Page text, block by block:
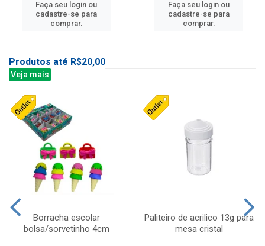
Faça seu login ou
cadastre-se para
comprar.
Faça seu login ou
cadastre-se para
comprar.
Produtos até R$20,00
Veja mais
Borracha escolar
bolsa/sorvetinho 4cm
Paliteiro de acrilico 13g para
mesa cristal